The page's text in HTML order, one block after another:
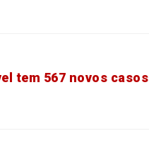
tem 567 novos casos